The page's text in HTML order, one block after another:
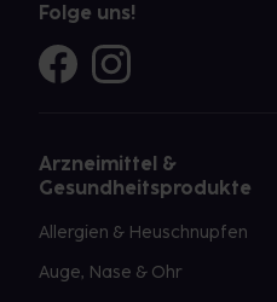
Folge uns!
Arzneimittel &
Gesundheitsprodukte
Allergien & Heuschnupfen
Auge, Nase & Ohr